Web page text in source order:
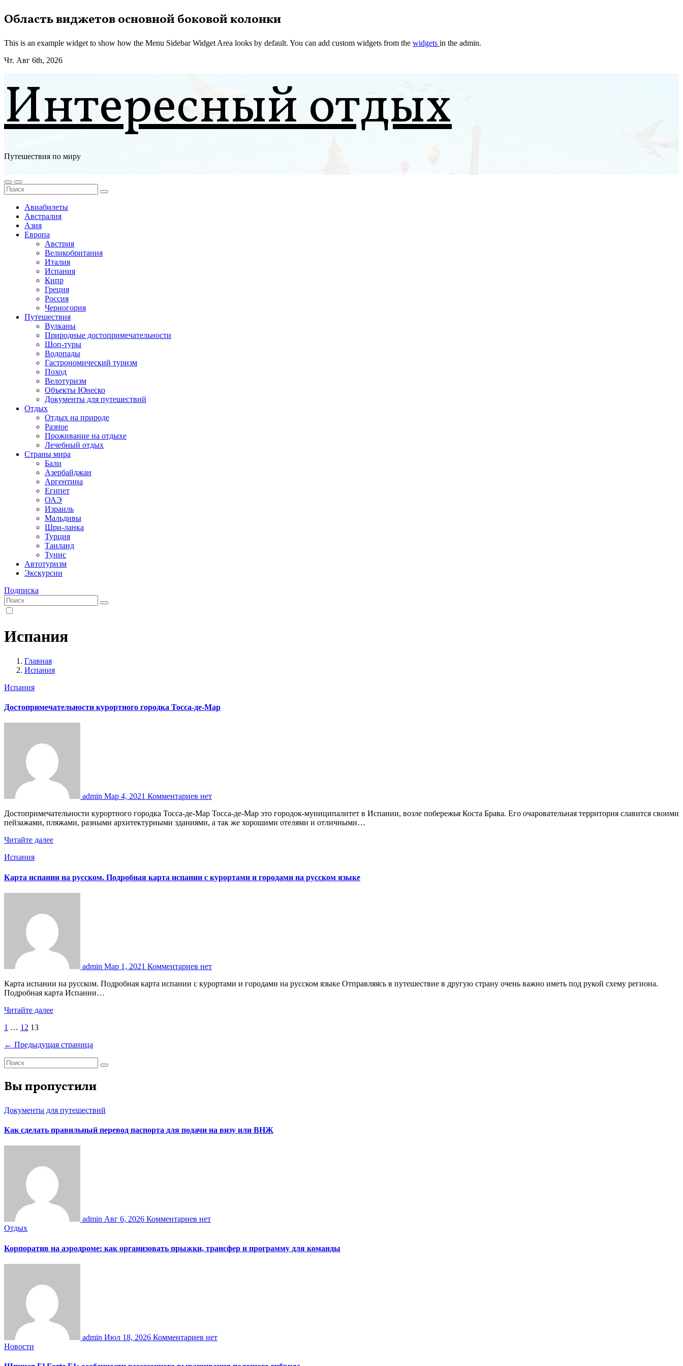
Перейти
к
Область виджетов основной боковой колонки
This is an example widget to show how the Menu Sidebar Widget Area looks by default. You can add custom widgets from the widgets in the admin.
Чт. Авг 6th, 2026
Интересный отдых
Путешествия по миру
Авиабилеты
Австралия
Азия
Европа
Австрия
Великобритания
Италия
Испания
Кипр
Греция
Россия
Черногория
Путешествия
Вулканы
Природные достопримечательности
Шоп-туры
Водопады
Гастрономический туризм
Поход
Велотуризм
Объекты Юнеско
Документы для путешествий
Отдых
Отдых на природе
Разное
Проживание на отдыхе
Лечебный отдых
Страны мира
Бали
Азербайджан
Аргентина
Египет
ОАЭ
Израиль
Мальдивы
Шри-ланка
Турция
Таиланд
Тунис
Автотуризм
Экскурсии
Подписка
Испания
Главная
Испания
Испания
Достопримечательности курортного городка Тосса-де-Мар
admin Мар 4, 2021 Комментариев нет
Достопримечательности курортного городка Тосса-де-Мар Тосса-де-Мар это городок-муниципалитет в Испании, возле побережья Коста Брава. Его очаровательная территория славится своими
пейзажами, пляжами, разными архитектурными зданиями, а так же хорошими отелями и отличными…
Читайте далее
Испания
Карта испании на русском. Подробная карта испании с курортами и городами на русском языке
admin Мар 1, 2021 Комментариев нет
Карта испании на русском. Подробная карта испании с курортами и городами на русском языке Отправляясь в путешествие в другую страну очень важно иметь под рукой схему региона.
Подробная карта Испании…
Читайте далее
Пагинация
записей
1 … 12 13
← Предыдущая страница
Вы пропустили
Документы для путешествий
Как сделать правильный перевод паспорта для подачи на визу или ВНЖ
admin Авг 6, 2026 Комментариев нет
Отдых
Корпоратив на аэродроме: как организовать прыжки, трансфер и программу для команды
admin Июл 18, 2026 Комментариев нет
Новости